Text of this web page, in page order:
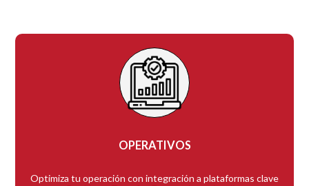
OPERATIVOS
Optimiza tu operación con integración a plataformas clave